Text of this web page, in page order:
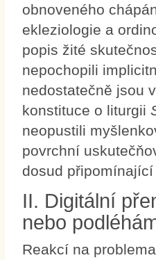
obnoveného
ekleziologie a
popis žité
nepochopili
nedostatečně jsou
konstituce o liturgii
neopustili
povrchní
dosud
II. Digitální
nebo
Reakcí na